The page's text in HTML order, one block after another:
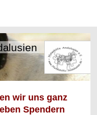
wir uns ganz
Spendern